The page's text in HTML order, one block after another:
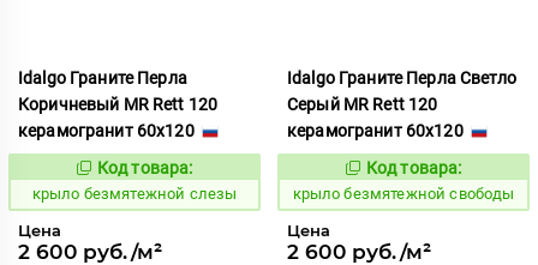
Idalgo Граните Перла
Коричневый MR Rett 120
керамогранит 60x120
828721
Код товара:
крыло безмятежной слезы
Цена
2 600 руб./м²
Idalgo Граните Перла Светло
Серый MR Rett 120
керамогранит 60x120
828710
Код товара:
крыло безмятежной свободы
Цена
2 600 руб./м²